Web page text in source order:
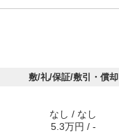
敷/礼/保証/敷引・償却
なし / なし
5.3万円 / -